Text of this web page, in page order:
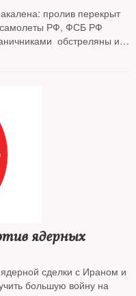
пролив перекрыт
самолеты РФ, ФСБ РФ
обстреляны и
об агрессии
предложение Совета
объвить в стране
экстренно
в течение 2-х дней она
о введении военного
ядерных
сделки с Ираном и
большую войну на